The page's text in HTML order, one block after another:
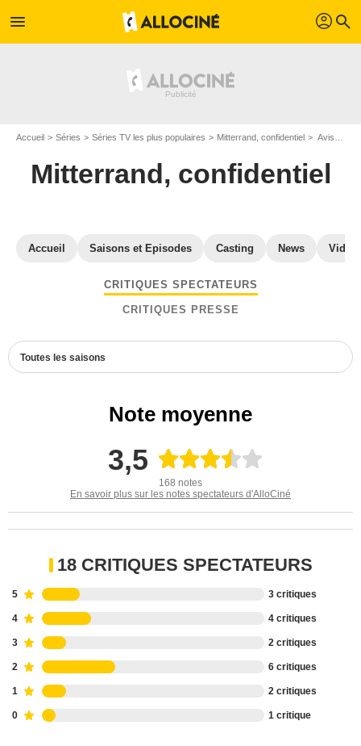
menu profil search
Accueil Séries Séries TV les plus populaires Mitterrand, confidentiel Avis Mitterrand, confidentiel
Mitterrand, confidentiel
Accueil Saisons et Episodes Casting News
CRITIQUES SPECTATEURS
CRITIQUES PRESSE
Toutes les saisons
Note moyenne
3,5
168 notes
En savoir plus sur les notes spectateurs d'AlloCiné
18 CRITIQUES SPECTATEURS
5 3 critiques
4 4 critiques
3 2 critiques
2 6 critiques
1 2 critiques
0 1 critique